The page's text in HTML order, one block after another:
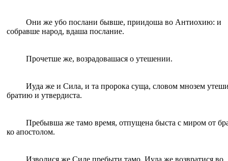
Они же убо послани бывше, приидоша во Антиохию: и
собравше народ, вдаша послание.
Прочетше же, возрадовашася о утешении.
Иуда же и Сила, и та пророка суща, словом мнозем
братию и утвердиста.
Пребывша же тамо время, отпущена быста с миром от
ко апостолом.
Изволися же Силе пребыти тамо, Иуда же возвратися во